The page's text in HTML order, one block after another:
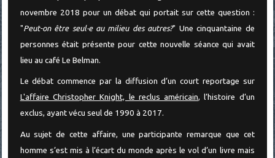
novembre 2018 pour un débat qui portait sur cette question :
"Peut-on être seul·e au milieu des autres?" Une cinquantaine de
personnes était présente pour cette nouvelle séance qui avait
lieu au café Le Belman.
Le débat commence par la diffusion d’un court reportage sur
L'affaire Christopher Knight, le reclus américain, l’histoire d’un
exclus, ayant vécu seul de 1990 à 2017.
Au sujet de cette affaire, une participante remarque que cet
homme s’est mis à l’écart du monde après le vol d’un livre mais